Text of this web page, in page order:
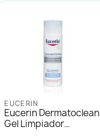
Avene Desmaquillante
16,56 €
13,24 € / 100 ml
Añadir